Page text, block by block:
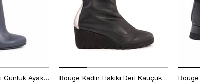
Vic Matie Kadın Gri Günlük Ayakkabı
Rouge Kadın Hakiki Deri Kauçuk Taban Siyah Günlük Bot